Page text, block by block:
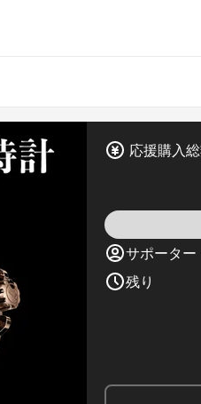
応援購入
サポーター
残り